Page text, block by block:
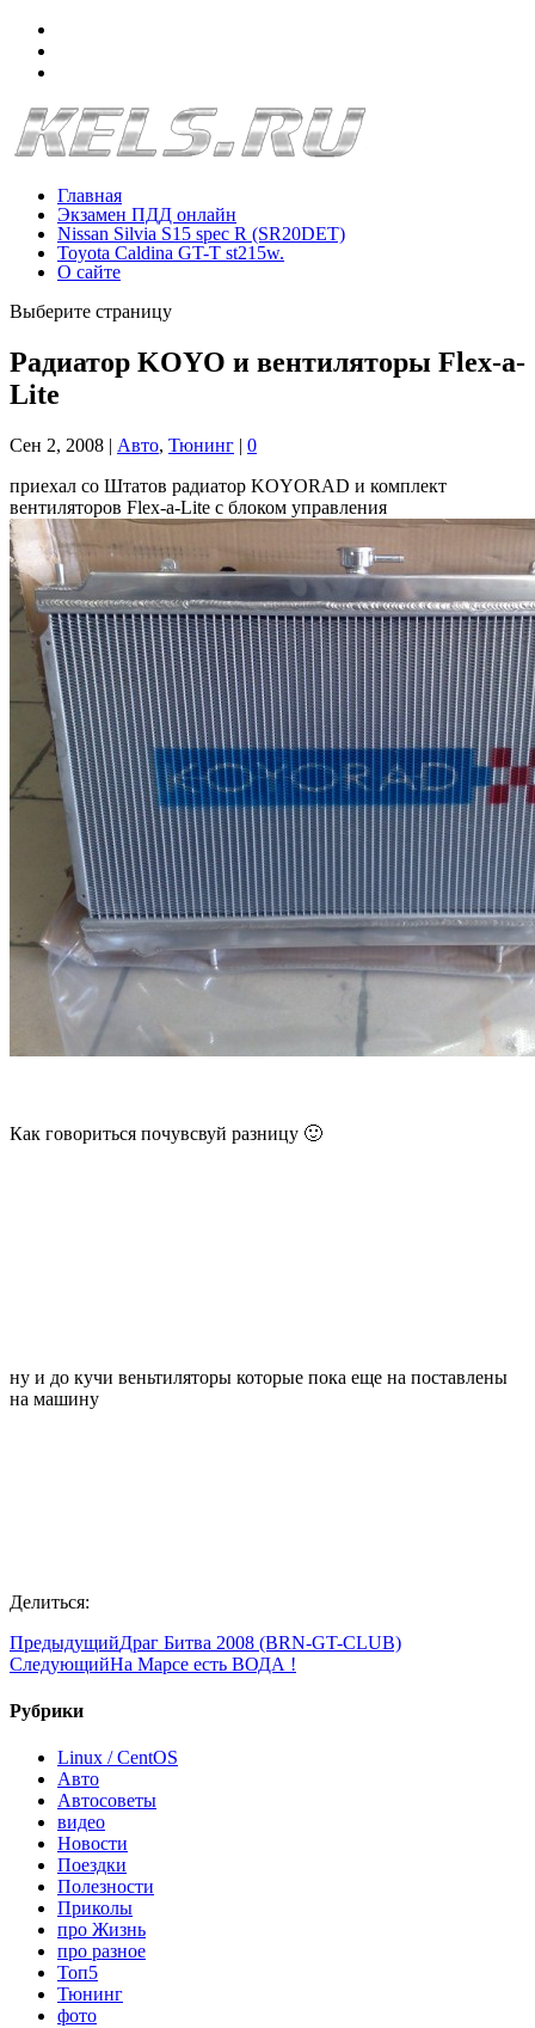
Главная
Экзамен ПДД онлайн
Nissan Silvia S15 spec R (SR20DET)
Toyota Caldina GT-T st215w.
О сайте
Выберите страницу
Радиатор KOYO и вентиляторы Flex-a-
Lite
Сен 2, 2008 | Авто, Тюнинг | 0
приехал со Штатов радиатор KOYORAD и комплект
вентиляторов Flex-a-Lite с блоком управления
Как говориться почувсвуй разницу 🙂
ну и до кучи веньтиляторы которые пока еще на поставлены
на машину
Делиться:
ПредыдущийДраг Битва 2008 (BRN-GT-CLUB)
СледующийНа Марсе есть ВОДА !
Рубрики
Linux / CentOS
Авто
Автосоветы
видео
Новости
Поездки
Полезности
Приколы
про Жизнь
про разное
Топ5
Тюнинг
фото